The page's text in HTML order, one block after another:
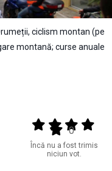
ciclism montan (pe
montană; curse anuale
Output format
(star)(star)(star)
(star)
0
Încă nu a fost trimis
niciun vot.